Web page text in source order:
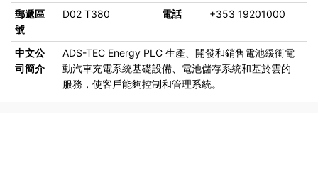
郵遞區
號
D02 T380 電話 +353 19201000
中文公
司簡介
ADS-TEC Energy PLC 生產、開發和銷售電池緩衝電
動汽車充電系統基礎設備、電池儲存系統和基於雲的
服務，使客戶能夠控制和管理系統。